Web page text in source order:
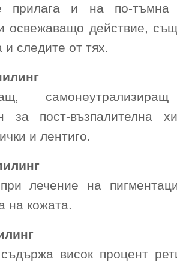
прилага и на по-
освежаващо действие,
и следите от тях.
за пост-възпалителна
и лентиго.
лечение на
на кожата.
висок процент